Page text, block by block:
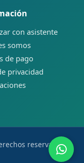
con asistente
somos
de pago
privacidad
reservados.